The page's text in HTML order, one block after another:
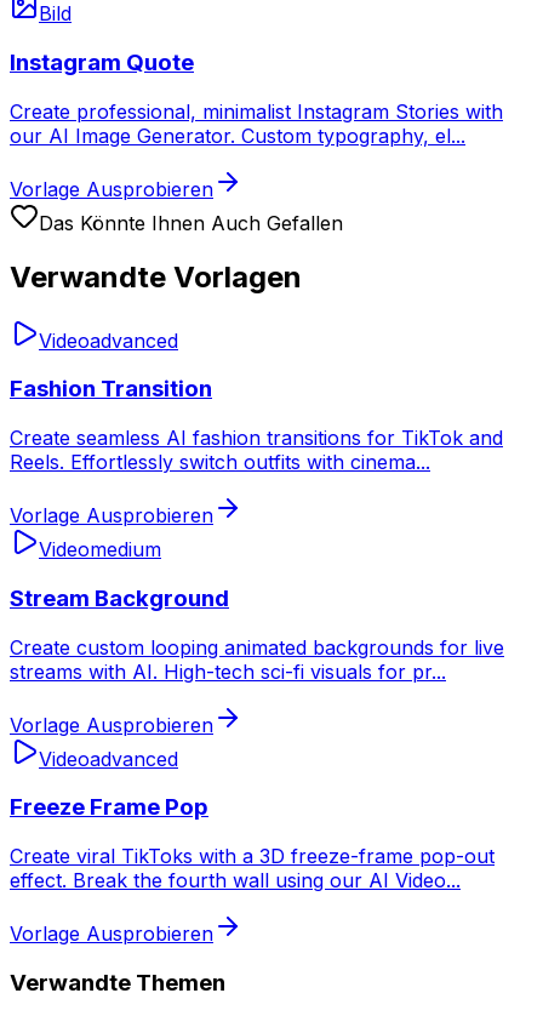
Bild
Instagram Quote
Create professional, minimalist Instagram Stories with
our AI Image Generator. Custom typography, el...
Vorlage Ausprobieren
Das Könnte Ihnen Auch Gefallen
Verwandte Vorlagen
Videoadvanced
Fashion Transition
Create seamless AI fashion transitions for TikTok and
Reels. Effortlessly switch outfits with cinema...
Vorlage Ausprobieren
Videomedium
Stream Background
Create custom looping animated backgrounds for live
streams with AI. High-tech sci-fi visuals for pr...
Vorlage Ausprobieren
Videoadvanced
Freeze Frame Pop
Create viral TikToks with a 3D freeze-frame pop-out
effect. Break the fourth wall using our AI Video...
Vorlage Ausprobieren
Verwandte Themen